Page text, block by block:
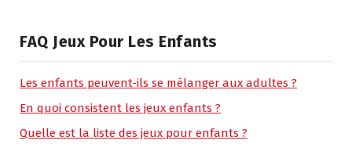
FAQ Jeux Pour Les Enfants
Les enfants peuvent-ils se mélanger aux adultes ?
En quoi consistent les jeux enfants ?
Quelle est la liste des jeux pour enfants ?